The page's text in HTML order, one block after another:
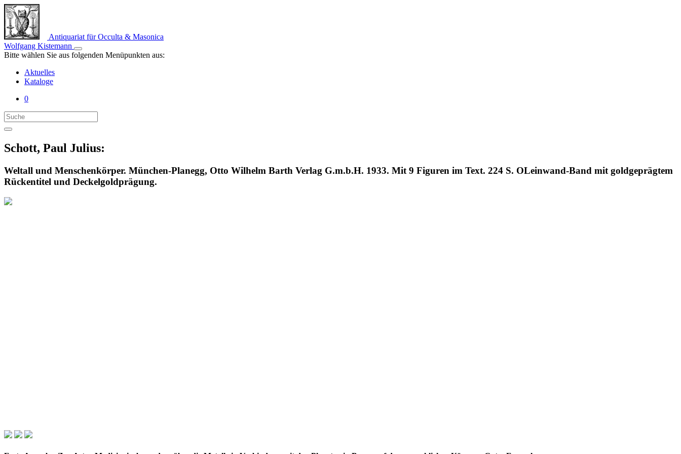
Antiquariat für Occulta & Masonica
Wolfgang Kistemann
Bitte wählen Sie aus folgenden Menüpunkten aus:
Aktuelles
Kataloge
0
Schott, Paul Julius:
Weltall und Menschenkörper. München-Planegg, Otto Wilhelm Barth Verlag G.m.b.H. 1933. Mit 9 Figuren im Text. 224 S. OLeinwand-Band mit goldgeprägtem
Rückentitel und Deckelgoldprägung.